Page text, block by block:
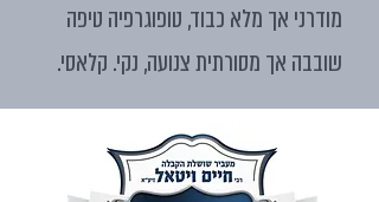
מודרני אך מלא כבוד, טופוגרפיה טיפה
שובבה אך מסורתית צנועה, נקי. קלאסי.